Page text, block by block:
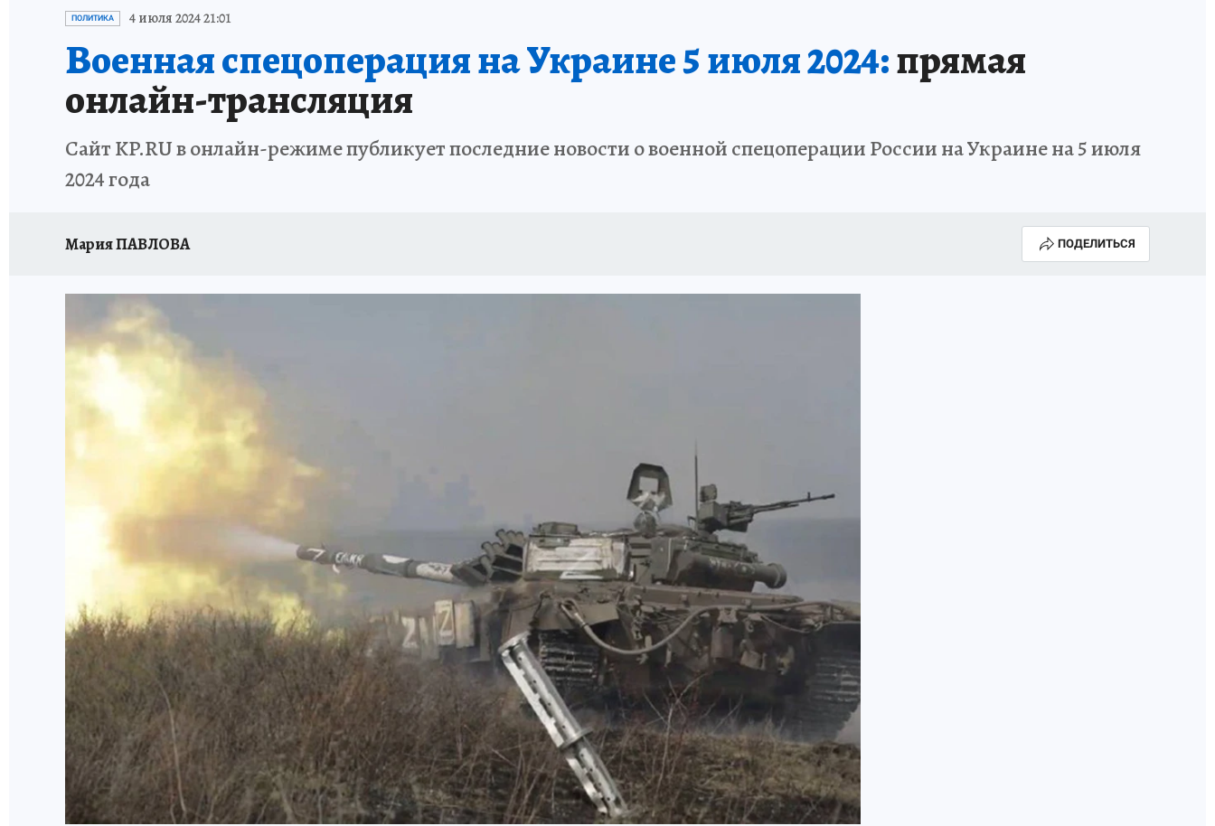
ИСПЫТАНО НА СЕБЕ
ПОЛИТИКА 4 июля 2024 21:01
Военная спецоперация на Украине 5 июля 2024:прямая
онлайн-трансляция
Сайт KP.RU в онлайн-режиме публикует последние новости о военной спецоперации России на Украине на 5 июля
2024 года
Мария ПАВЛОВА ПОДЕЛИТЬСЯ